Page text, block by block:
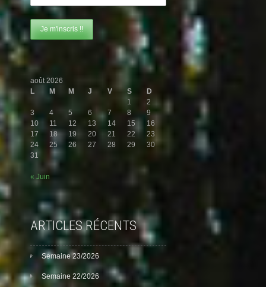
août 2026
L
M M J V S
D
1
2
3
4 5 6 7 8
9
10
11 12 13 14 15
16
17
18 19 20 21 22
23
24
25 26 27 28 29
30
31
« Juin
ARTICLES RÉCENTS
Semaine 23/2026
Semaine 22/2026